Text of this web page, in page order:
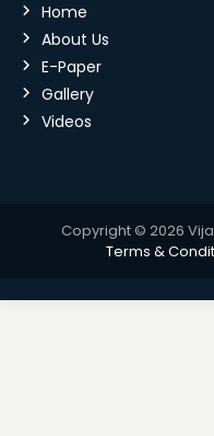
Home
About Us
E-Paper
Gallery
Videos
Copyright © 2026
Terms &